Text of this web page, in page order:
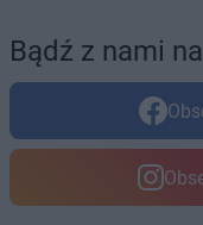
Bądź z nami